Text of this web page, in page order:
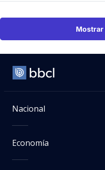
Mostrar
Nacional
Economía